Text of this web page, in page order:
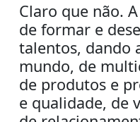
Claro que não.
de formar e
talentos, dando
mundo, de
de produtos e
e qualidade, de